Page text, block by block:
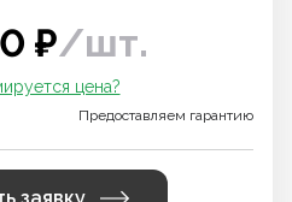
₽/шт.
цена?
Предоставляем гарантию